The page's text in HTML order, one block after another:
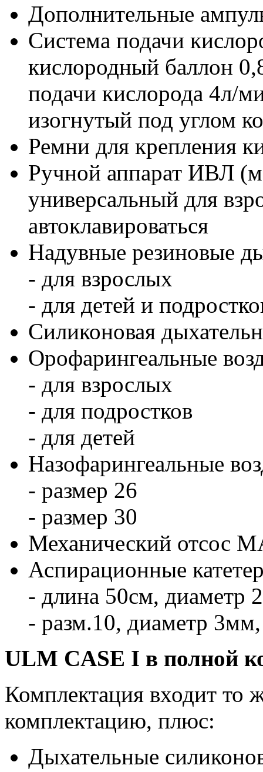
Дополнительные
Система подачи
кислородный баллон
подачи кислорода 4л/
изогнутый под углом
Ремни для крепления
Ручной аппарат ИВЛ
универсальный для
автоклавироваться
Надувные резиновые
- для взрослых
- для детей и
Силиконовая
Орофарингеальные
- для взрослых
- для подростков
- для детей
Назофарингеальные
- размер 26
- размер 30
Механический отсос
Аспирационные
- длина 50см, диаметр
- разм.10, диаметр
ULM CASE I в полной
Комплектация входит то
комплектацию, плюс:
Дыхательные